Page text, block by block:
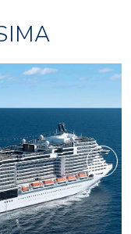
carousel